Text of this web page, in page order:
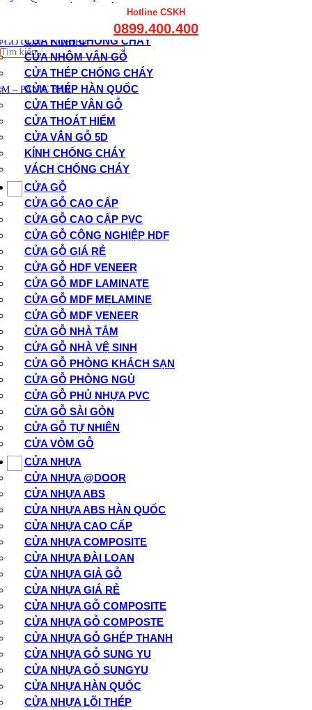
CẦU THANG GỖ
GỖ CÔNG NGHIỆP
– PANIC BAR
Hotline CSKH
0899.400.400
Tìm
kiếm:
CỬA GỖ CHỐNG CHÁY
CỬA KÍNH CHỐNG CHÁY
CỬA NHÔM VÂN GỖ
CỬA THÉP CHỐNG CHÁY
CỬA THÉP HÀN QUỐC
CỬA THÉP VÂN GỖ
CỬA THOÁT HIỂM
CỬA VÂN GỖ 5D
KÍNH CHỐNG CHÁY
VÁCH CHỐNG CHÁY
CỬA GỖ
CỬA GỖ CAO CẤP
CỬA GỖ CAO CẤP PVC
CỬA GỖ CÔNG NGHIỆP HDF
CỬA GỖ GIÁ RẺ
CỬA GỖ HDF VENEER
CỬA GỖ MDF LAMINATE
CỬA GỖ MDF MELAMINE
CỬA GỖ MDF VENEER
CỬA GỖ NHÀ TẮM
CỬA GỖ NHÀ VỆ SINH
CỬA GỖ PHÒNG KHÁCH SẠN
CỬA GỖ PHÒNG NGỦ
CỬA GỖ PHỦ NHỰA PVC
CỬA GỖ SÀI GÒN
CỬA GỖ TỰ NHIÊN
CỬA VÒM GỖ
CỬA NHỰA
CỬA NHỰA @DOOR
CỬA NHỰA ABS
CỬA NHỰA ABS HÀN QUỐC
CỬA NHỰA CAO CẤP
CỬA NHỰA COMPOSITE
CỬA NHỰA ĐÀI LOAN
CỬA NHỰA GIẢ GỖ
CỬA NHỰA GIÁ RẺ
CỬA NHỰA GỖ COMPOSITE
CỬA NHỰA GỖ COMPOSTE
CỬA NHỰA GỖ GHÉP THANH
CỬA NHỰA GỖ SUNG YU
CỬA NHỰA GỖ SUNGYU
CỬA NHỰA HÀN QUỐC
CỬA NHỰA LÕI THÉP